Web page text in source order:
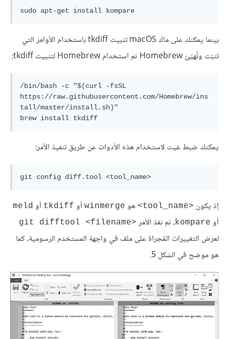
بينما يمكنك على ماك macOS تثبيت tkdiff باستخدام الأوامر التي
تثبّت وتُهيّئ Homebrew ثم استخدام Homebrew لتثبيت tkdiff:
/bin/bash -c "$(curl -fsSL
https://raw.githubusercontent.com/Homebrew/ins
tall/master/install.sh)"
يمكنك ضبط غيت لاستخدام هذه الأدوات عن طريق تنفيذ الأمر:
إذ يكون <tool_name> هو winmerge أو tkdiff أو meld
أو kompare، ثم نفذ الأمر git difftool <filename>‎
لعرض التغييرات المُجراة على ملف في واجهة المستخدم الرسومية، كما
هو موضح في الشكل 5.